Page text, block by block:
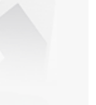
un envase
los productos, quejas
problemas de seguridad